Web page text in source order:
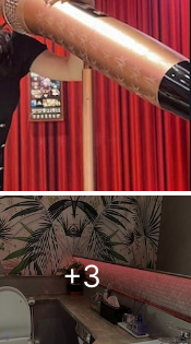
+3